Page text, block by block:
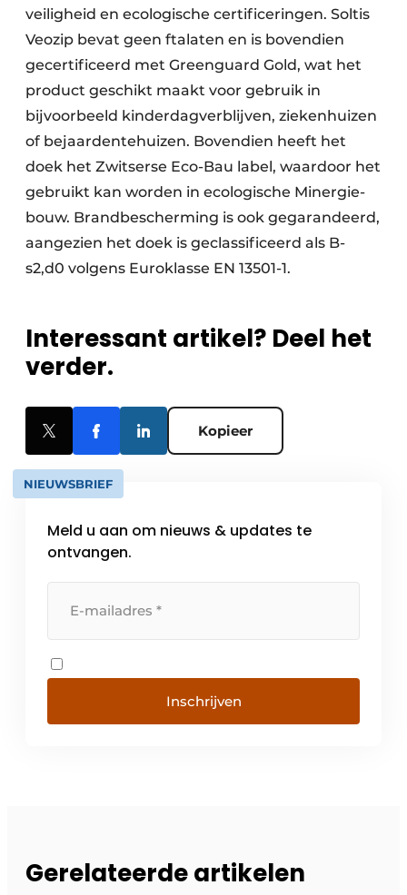
veiligheid en ecologische certificeringen. Soltis
Veozip bevat geen ftalaten en is bovendien
gecertificeerd met Greenguard Gold, wat het
product geschikt maakt voor gebruik in
bijvoorbeeld kinderdagverblijven, ziekenhuizen
of bejaardentehuizen. Bovendien heeft het
doek het Zwitserse Eco-Bau label, waardoor het
gebruikt kan worden in ecologische Minergie-
bouw. Brandbescherming is ook gegarandeerd,
aangezien het doek is geclassificeerd als B-
s2,d0 volgens Euroklasse EN 13501-1.
Interessant artikel? Deel het
verder.
Kopieer
NIEUWSBRIEF
Meld u aan om nieuws & updates te
ontvangen.
Inschrijven
Gerelateerde artikelen